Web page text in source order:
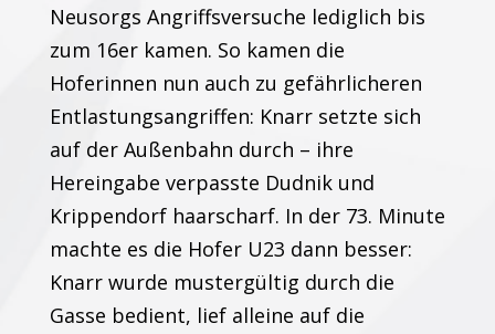
Neusorgs Angriffsversuche lediglich bis
zum 16er kamen. So kamen die
Hoferinnen nun auch zu gefährlicheren
Entlastungsangriffen: Knarr setzte sich
auf der Außenbahn durch – ihre
Hereingabe verpasste Dudnik und
Krippendorf haarscharf. In der 73. Minute
machte es die Hofer U23 dann besser:
Knarr wurde mustergültig durch die
Gasse bedient, lief alleine auf die